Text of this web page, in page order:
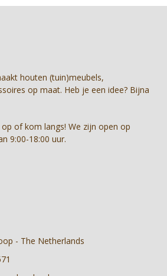
first
slide
houten (tuin)meubels,
op maat. Heb je een idee? Bijna
of kom langs! We zijn open op
9:00-18:00 uur.
- The Netherlands